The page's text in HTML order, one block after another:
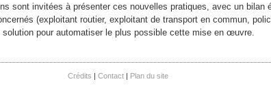
sont invitées à présenter ces nouvelles pratiques, avec un bilan
(exploitant routier, exploitant de transport en commun,
solution pour automatiser le plus possible cette mise en œuvre.
Crédits Contact Plan du site